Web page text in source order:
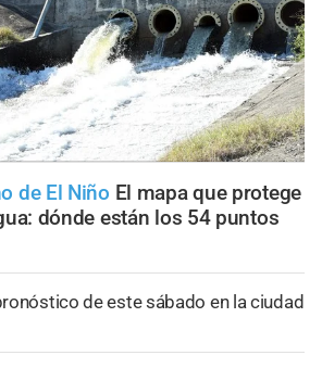
de El Niño El mapa que protege
dónde están los 54 puntos
de este sábado en la ciudad